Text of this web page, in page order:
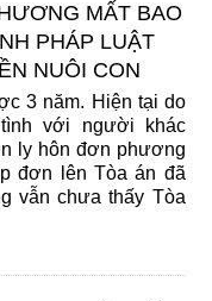
MẤT BAO
PHÁP LUẬT
NUÔI CON
3 năm. Hiện tại do
với người khác
ly hôn đơn phương
đơn lên Tòa án đã
vẫn chưa thấy Tòa